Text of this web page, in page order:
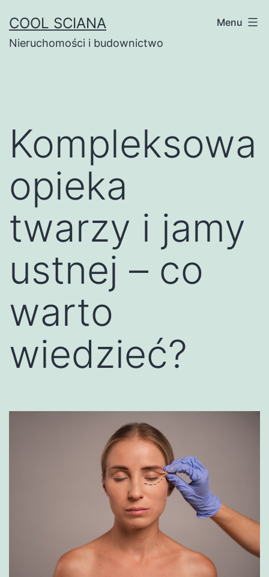
do
treści
COOL SCIANA
Nieruchomości i budownictwo
Menu
Kompleksowa
opieka
twarzy i jamy
ustnej – co
warto
wiedzieć?